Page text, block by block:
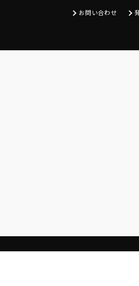
お問い合わせ